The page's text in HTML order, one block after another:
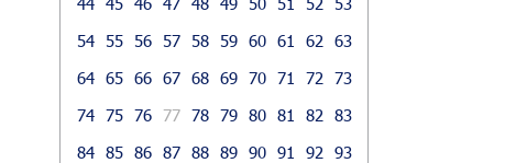
54 55 56 57 58 59 60 61 62
63
64 65 66 67 68 69 70 71 72
73
74 75 76 77 78 79 80 81 82
83
84 85 86 87 88 89 90 91 92
93